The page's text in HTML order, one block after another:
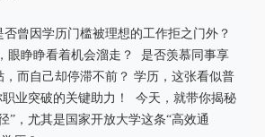
否曾因学历门槛被理想的工作拒之门外？
眼睁睁看着机会溜走？ 是否羡慕同事享
而自己却停滞不前？ 学历，这张看似普
职业突破的关键助力！ 今天，就带你揭秘
”，尤其是国家开放大学这条“高效通